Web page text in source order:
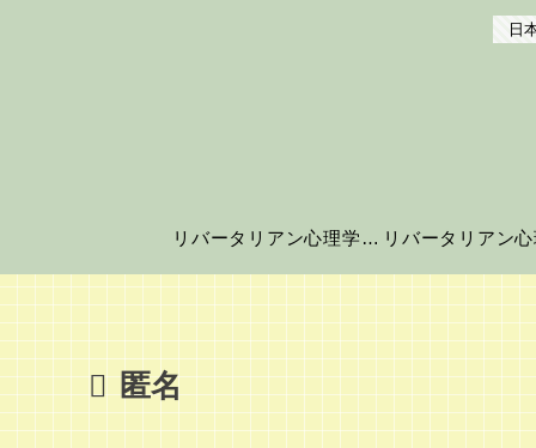
日
リバータリアン心理学の世界へようこそ！
匿名